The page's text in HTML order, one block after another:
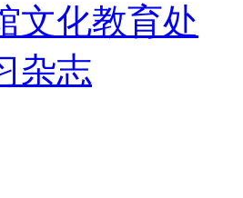
文化教育处
杂志